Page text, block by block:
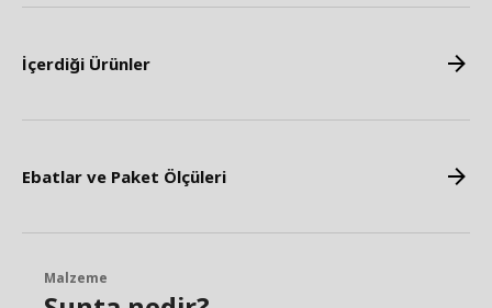
İçerdiği Ürünler
Ebatlar ve Paket Ölçüleri
Malzeme